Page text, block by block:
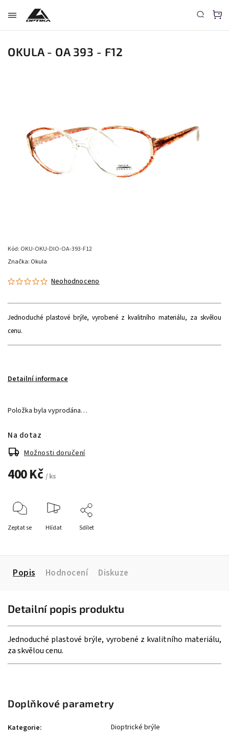
OKULA - OA 393 - F12
Kód: OKU-OKU-DIO-OA-393-F12
Neohodnoceno
Jednoduché plastové brýle, vyrobené z kvalitního materiálu, za skvělou
cenu.
Detailní informace
Značka: Okula
Položka byla vyprodána…
400 Kč / ks
Na dotaz
Možnosti doručení
Zeptat se Hlídat Sdílet
Popis Hodnocení Diskuze
Detailní popis produktu
Jednoduché plastové brýle, vyrobené z kvalitního materiálu,
za skvělou cenu.
Doplňkové parametry
Kategorie:
Dioptrické brýle